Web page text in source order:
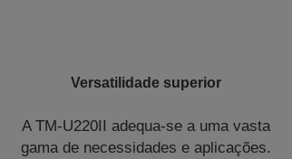
Versatilidade superior
A TM-U220II adequa-se a uma vasta
gama de necessidades e aplicações.